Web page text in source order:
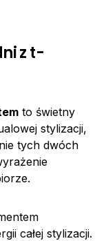
z t-
to świetny
stylizacji,
tych dwóch
całej stylizacji.